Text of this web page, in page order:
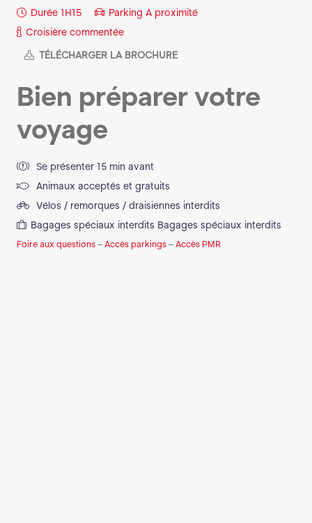
Durée 1H15 Parking A proximité
Croisière commentée
TÉLÉCHARGER LA BROCHURE
Bien préparer votre
voyage
Se présenter 15 min avant
Animaux acceptés et gratuits
Vélos / remorques / draisiennes interdits
Bagages spéciaux interdits Bagages spéciaux interdits
Foire aux questions – Accès parkings – Accès PMR